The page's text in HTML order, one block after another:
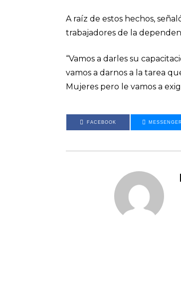
A raíz de estos hechos,
trabajadores de la
“Vamos a darles su
vamos a darnos a la tarea
Mujeres pero le vamos a
FACEBOOK MESSENGER